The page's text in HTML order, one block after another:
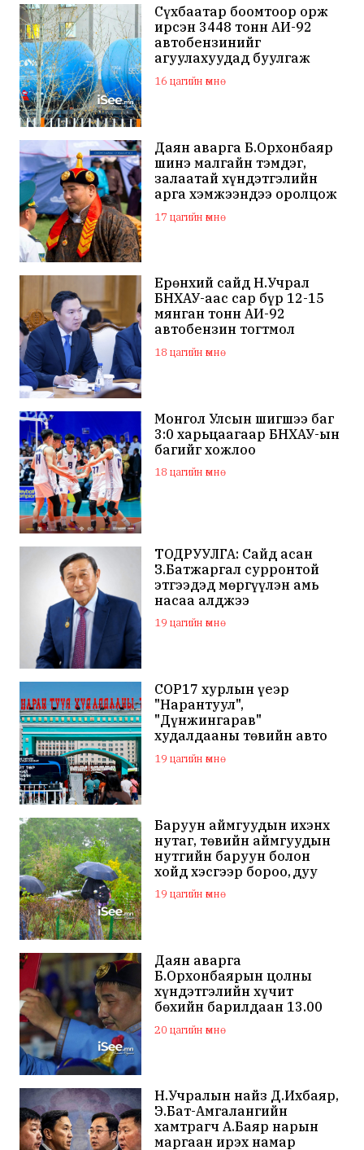
Сүхбаатар боомтоор орж
ирсэн 3448 тонн АИ-92
автобензинийг
агуулахуудад буулгаж
байна
16 цагийн өмнө
Даян аварга Б.Орхонбаяр
шинэ малгайн тэмдэг,
залаатай хүндэтгэлийн
арга хэмжээндээ оролцож
байна
17 цагийн өмнө
Ерөнхий сайд Н.Учрал
БНХАУ-аас сар бүр 12-15
мянган тонн АИ-92
автобензин тогтмол
нийлүүлэх хүсэлт тавилаа
18 цагийн өмнө
Монгол Улсын шигшээ баг
3:0 харьцаагаар БНХАУ-ын
багийг хожлоо
18 цагийн өмнө
ТОДРУУЛГА: Сайд асан
З.Батжаргал сурронтой
этгээдэд мөргүүлэн амь
насаа алджээ
19 цагийн өмнө
COP17 хурлын үеэр
"Нарантуул",
"Дүнжингарав"
худалдааны төвийн авто
зогсоолыг хаана
19 цагийн өмнө
Баруун аймгуудын ихэнх
нутаг, төвийн аймгуудын
нутгийн баруун болон
хойд хэсгээр бороо, дуу
цахилгаантай аадар бороо
19 цагийн өмнө
Даян аварга
Б.Орхонбаярын цолны
хүндэтгэлийн хүчит
бөхийн барилдаан 13.00
цагаас эхэлнэ
20 цагийн өмнө
Н.Учралын найз Д.Ихбаяр,
Э.Бат-Амгалангийн
хамтрагч А.Баяр нарын
маргаан ирэх намар